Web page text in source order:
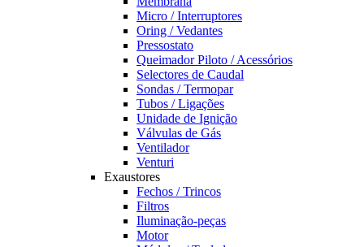
Micro / Interruptores
Oring / Vedantes
Pressostato
Queimador Piloto / Acessórios
Selectores de Caudal
Sondas / Termopar
Tubos / Ligações
Unidade de Ignição
Válvulas de Gás
Ventilador
Venturi
Exaustores
Fechos / Trincos
Filtros
Iluminação-peças
Motor